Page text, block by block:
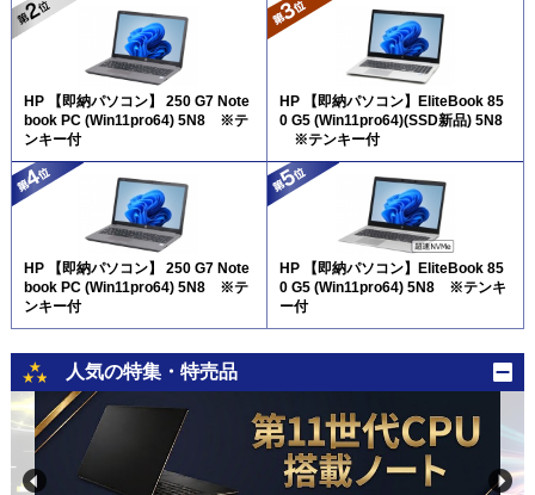
HP 【即納パソコン】 250 G7 Note
book PC (Win11pro64) 5N8 ※テ
ンキー付
HP 【即納パソコン】EliteBook 85
0 G5 (Win11pro64)(SSD新品) 5N8
※テンキー付
HP 【即納パソコン】 250 G7 Note
book PC (Win11pro64) 5N8 ※テ
ンキー付
HP 【即納パソコン】EliteBook 85
0 G5 (Win11pro64) 5N8 ※テンキ
ー付
人気の特集・特売品